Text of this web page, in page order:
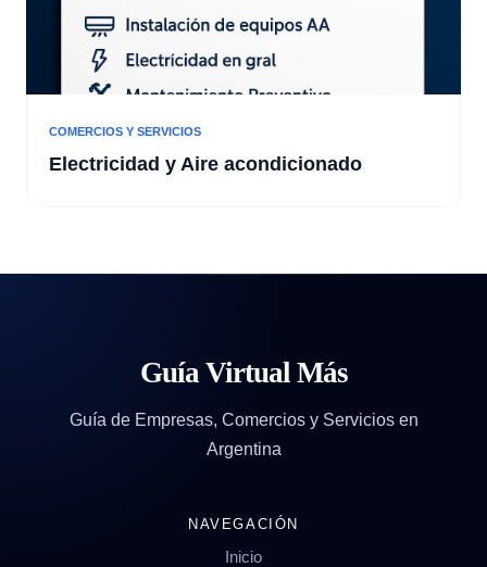
COMERCIOS Y SERVICIOS
Electricidad y Aire acondicionado
Guía Virtual Más
Guía de Empresas, Comercios y Servicios en
Argentina
NAVEGACIÓN
Inicio